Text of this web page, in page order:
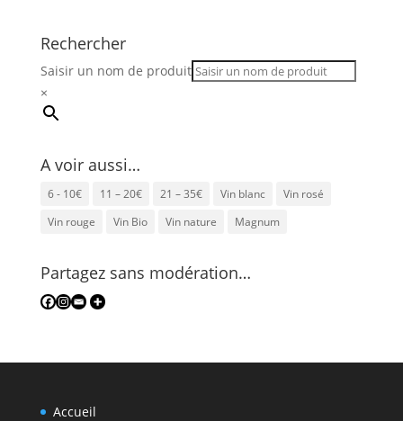
Rechercher
Saisir un nom de produit
×
A voir aussi…
6 - 10€ 11 – 20€ 21 – 35€ Vin blanc
Vin rosé
Vin rouge
Vin Bio Vin nature Magnum
Partagez sans modération…
Accueil